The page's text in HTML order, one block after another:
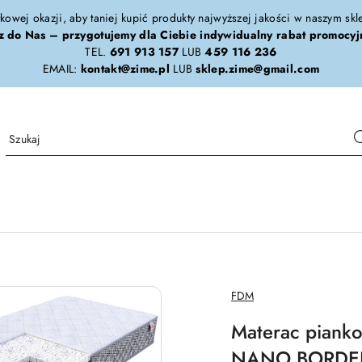
okazji, aby taniej kupić produkty najwyższej jakości w naszym
do Nas – przygotujemy dla Ciebie indywidualny rabat
TEL. 691 913 157LUB459 116 236
EMAIL: kontakt@zime.pl LUBsklep.zime@gmail.com
NAZWA
PRODUCENTA:
FDM
Materac